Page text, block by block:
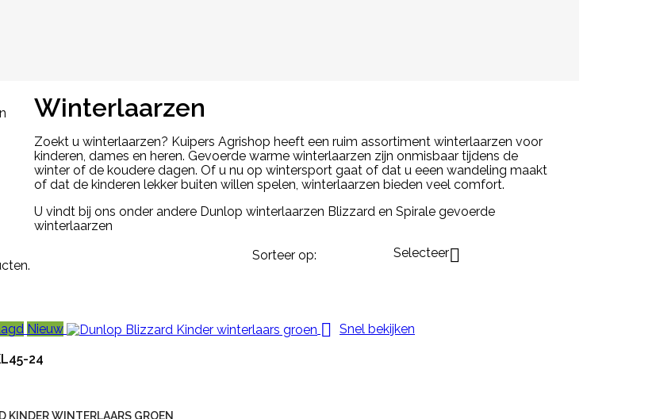
Winterlaarzen
Zoekt u winterlaarzen? Kuipers Agrishop heeft een ruim assortiment winterlaarzen voor
kinderen, dames en heren. Gevoerde warme winterlaarzen zijn onmisbaar tijdens de
winter of de koudere dagen. Of u nu op wintersport gaat of dat u eeen wandeling maakt
of dat de kinderen lekker buiten willen spelen, winterlaarzen bieden veel comfort.
U vindt bij ons onder andere Dunlop winterlaarzen Blizzard en Spirale gevoerde
winterlaarzen
Sorteer op: Selecteer
Nieuw  Snel bekijken
24
KINDER WINTERLAARS GROEN